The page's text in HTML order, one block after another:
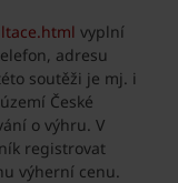
vyplní
adresu
soutěži je mj. i
České
o výhru. V
registrovat
výherní cenu.